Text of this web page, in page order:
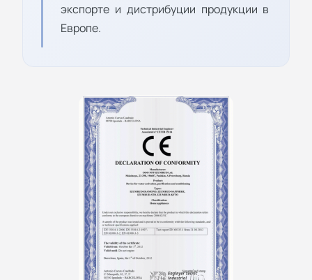
экспорте и дистрибуции продукции в
Европе.